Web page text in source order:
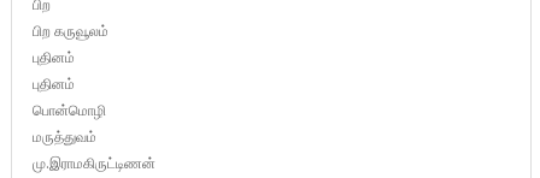
பிற
பிற கருவூலம்
புதினம்
புதினம்
பொன்மொழி
மருத்துவம்
மு.இராமகிருட்டிணன்